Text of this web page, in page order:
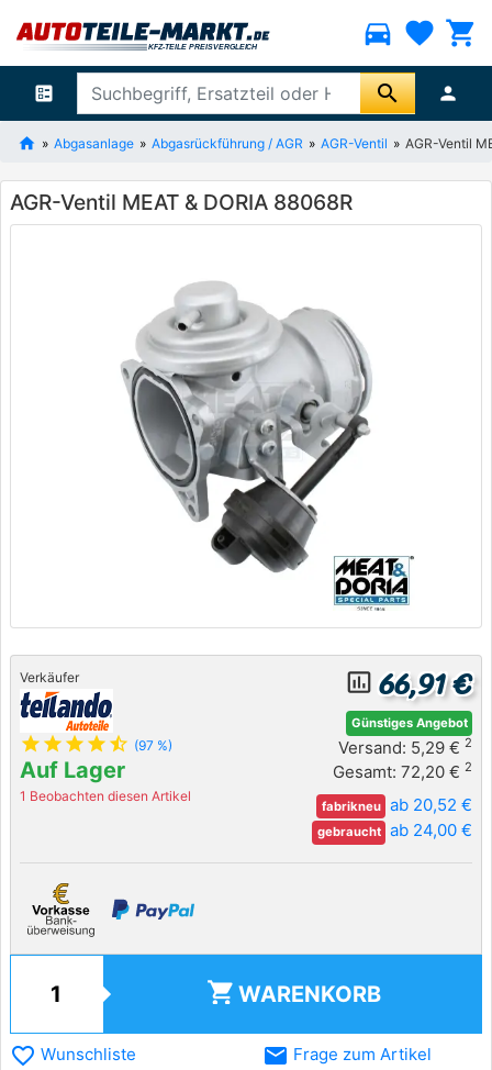
directions_car favorite shopping_cart
ballot search person
Abgasanlage Abgasrückführung / AGR AGR-Ventil AGR-Ventil
AGR-Ventil MEAT & DORIA 88068R
Verkäufer
star star star star star_half (97 %)
Auf Lager
1 Beobachten diesen Artikel
insert_chart_outlined 66,91 €
Günstiges Angebot
Versand: 5,29 € 2
Gesamt: 72,20 € 2
fabrikneu ab 20,52 €
gebraucht ab 24,00 €
shopping_cart WARENKORB
favorite_border Wunschliste email Frage zum Artikel